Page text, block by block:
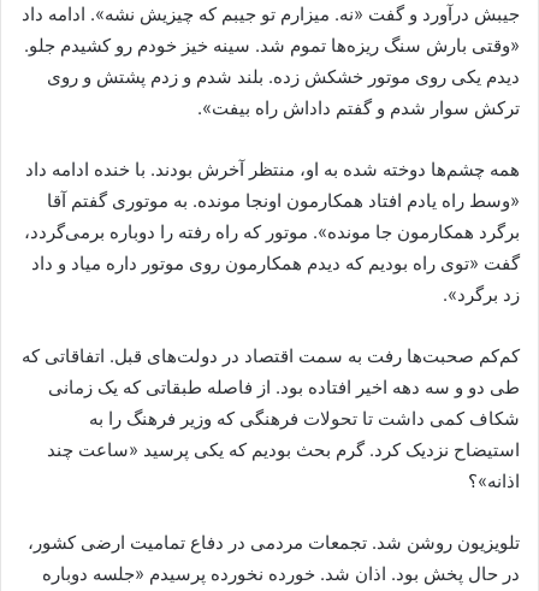
جیبش درآورد و گفت «نه. میزارم تو جیبم که چیزیش نشه». ادامه داد
«وقتی بارش سنگ ریزه‌ها تموم شد. سینه خیز خودم رو کشیدم جلو.
دیدم یکی روی موتور خشکش زده. بلند شدم و زدم پشتش و روی
ترکش سوار شدم و گفتم داداش راه بیفت».
همه چشم‌ها دوخته شده به او، منتظر آخرش بودند. با خنده‌ ادامه داد
«وسط راه یادم افتاد همکارمون اونجا مونده. به موتوری گفتم آقا
برگرد همکارمون جا مونده». موتور که راه رفته را دوباره برمی‌گردد،
گفت «توی راه بودیم که دیدم همکارمون روی موتور داره میاد و داد
زد برگرد».
کم‌کم صحبت‌ها رفت به سمت اقتصاد در دولت‌های قبل. اتفاقاتی که
طی دو و سه دهه اخیر افتاده بود. از فاصله طبقاتی که یک زمانی
شکاف کمی داشت تا تحولات فرهنگی که وزیر فرهنگ را به
استیضاح نزدیک کرد. گرم بحث بودیم که یکی پرسید «ساعت چند
اذانه»؟
تلویزیون روشن شد. تجمعات مردمی در دفاع تمامیت ارضی کشور،
در حال پخش بود. اذان شد. خورده نخورده پرسیدم «جلسه دوباره